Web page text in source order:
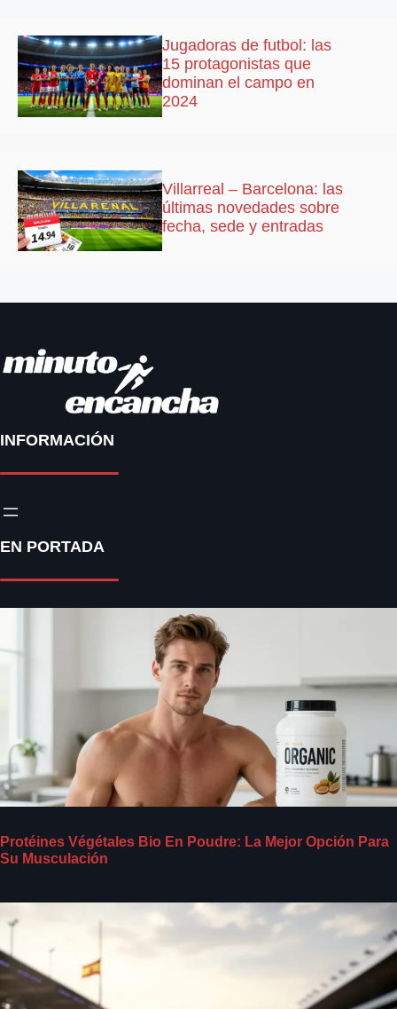
Jugadoras de futbol: las
15 protagonistas que
dominan el campo en
2024
Villarreal – Barcelona: las
últimas novedades sobre
fecha, sede y entradas
INFORMACIÓN
EN PORTADA
Protéines Végétales Bio En Poudre: La Mejor Opción Para
Su Musculación